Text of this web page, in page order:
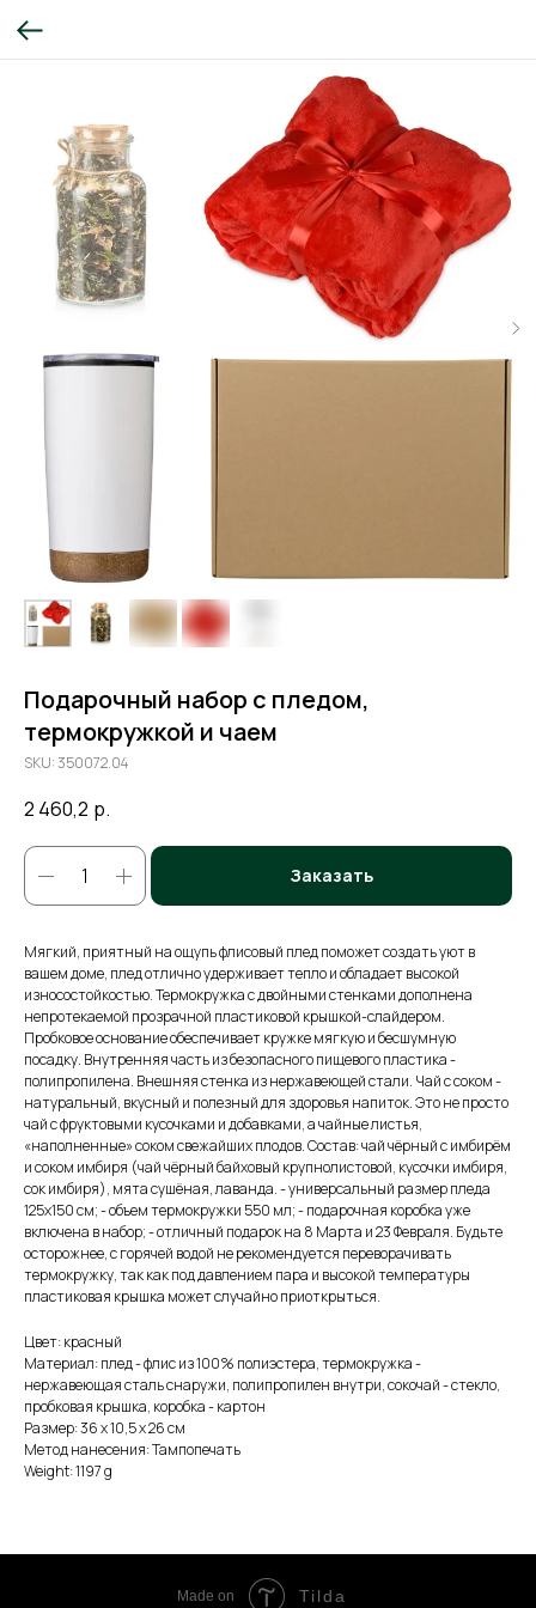
Подарочный набор с пледом,
термокружкой и чаем
SKU:350072.04
2 460,2 р.
Заказать
Мягкий, приятный на ощупь флисовый плед поможет создать уют в
вашем доме, плед отлично удерживает тепло и обладает высокой
износостойкостью. Термокружка с двойными стенками дополнена
непротекаемой прозрачной пластиковой крышкой-слайдером.
Пробковое основание обеспечивает кружке мягкую и бесшумную
посадку. Внутренняя часть из безопасного пищевого пластика -
полипропилена. Внешняя стенка из нержавеющей стали. Чай с соком -
натуральный, вкусный и полезный для здоровья напиток. Это не просто
чай с фруктовыми кусочками и добавками, а чайные листья,
«наполненные» соком свежайших плодов. Состав: чай чёрный с имбирём
и соком имбиря (чай чёрный байховый крупнолистовой, кусочки имбиря,
сок имбиря), мята сушёная, лаванда. - универсальный размер пледа
125х150 см; - объем термокружки 550 мл; - подарочная коробка уже
включена в набор; - отличный подарок на 8 Марта и 23 Февраля. Будьте
осторожнее, с горячей водой не рекомендуется переворачивать
термокружку, так как под давлением пара и высокой температуры
пластиковая крышка может случайно приоткрыться.
Цвет: красный
Материал: плед - флис из 100% полиэстера, термокружка -
нержавеющая сталь снаружи, полипропилен внутри, сокочай - стекло,
пробковая крышка, коробка - картон
Размер: 36 х 10,5 х 26 см
Метод нанесения: Тампопечать
Weight: 1197 g
Made on Tilda